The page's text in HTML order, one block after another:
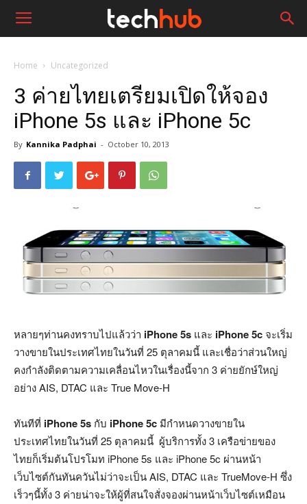
Home Uncategorized
3 ค่ายไทยเตรียมเปิดให้จอง
iPhone 5s และ iPhone 5c
By Kannika Padphai - October 10, 2013
หลายๆท่านคงทราบไปแล้วว่า iPhone 5s และ iPhone 5c จะเริ่ม
วางขายในประเทศไทยในวันที่ 25 ตุลาคมนี้ และเชื่อว่าส่วนใหญ่
คงกำลังติดตามความเคลื่อนไหวในเรื่องนี้จาก 3 ค่ายยักษ์ใหญ่
อย่าง AIS, DTAC และ True Move-H
ทันทีที่ iPhone 5s กับ iPhone 5c มีกำหนดวางขายใน
ประเทศไทยในวันที่ 25 ตุลาคมนี้ ผู้บริการทั้ง 3 เครือข่ายของ
ไทยก็เริ่มต้นโปรโมท iPhone 5s และ iPhone 5c ผ่านหน้า
เว็บไซต์กันทันควันไม่ว่าจะเป็น AIS, DTAC และ TrueMove-H ซึ่ง
เร็วๆนี้ทั้ง 3 ค่ายน่าจะให้ผู้ที่สนใจสั่งจองผ่านหน้าเว็บไซต์เหมือน